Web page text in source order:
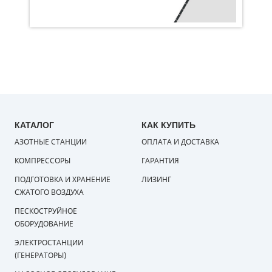
КАТАЛОГ
АЗОТНЫЕ СТАНЦИИ
КОМПРЕССОРЫ
ПОДГОТОВКА И ХРАНЕНИЕ
СЖАТОГО ВОЗДУХА
ПЕСКОСТРУЙНОЕ
ОБОРУДОВАНИЕ
ЭЛЕКТРОСТАНЦИИ
(ГЕНЕРАТОРЫ)
КАК КУПИТЬ
ОПЛАТА И ДОСТАВКА
ГАРАНТИЯ
ЛИЗИНГ